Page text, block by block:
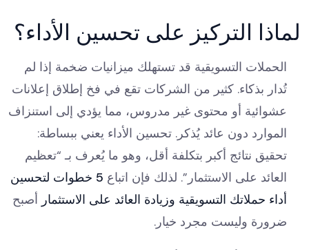
لماذا التركيز على تحسين الأداء؟
الحملات التسويقية قد تستهلك ميزانيات ضخمة إذا لم
تُدار بذكاء. كثير من الشركات تقع في فخ إطلاق إعلانات
عشوائية أو محتوى غير مدروس، مما يؤدي إلى استنزاف
الموارد دون عائد يُذكر. تحسين الأداء يعني ببساطة:
تحقيق نتائج أكبر بتكلفة أقل، وهو ما يُعرف بـ “تعظيم
العائد على الاستثمار”. لذلك فإن اتباع
5 خطوات لتحسين
أداء حملاتك التسويقية وزيادة العائد على الاستثمار أصبح
ضرورة وليست مجرد خيار.